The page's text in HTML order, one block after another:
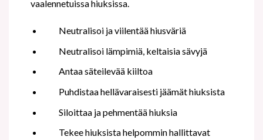
vaalennetuissa hiuksissa.
Neutralisoi ja viilentää hiusväriä
Neutralisoi lämpimiä, keltaisia sävyjä
Antaa säteilevää kiiltoa
Puhdistaa hellävaraisesti jäämät hiuksista
Siloittaa ja pehmentää hiuksia
Tekee hiuksista helpommin hallittavat